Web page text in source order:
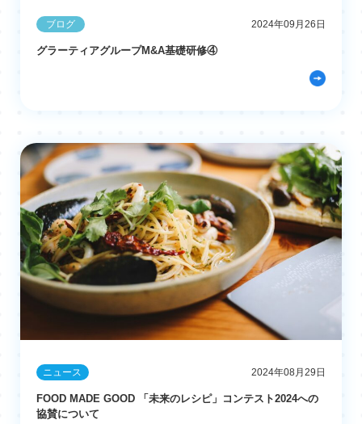
ブログ 2024年09月26日
グラーティアグループM&A基礎研修④
ニュース 2024年08月29日
FOOD MADE GOOD 「未来のレシピ」コンテスト2024への
協賛について